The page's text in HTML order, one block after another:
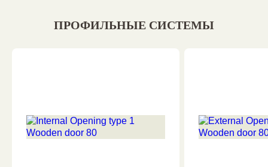
ПРОФИЛЬНЫЕ СИСТЕМЫ